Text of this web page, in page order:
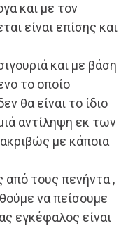
και με τον
είναι επίσης και
και με βάση
το οποίο
θα είναι το ίδιο
αντίληψη εκ των
με κάποια
από τους πενήντα ,
να πείσουμε
εγκέφαλος είναι